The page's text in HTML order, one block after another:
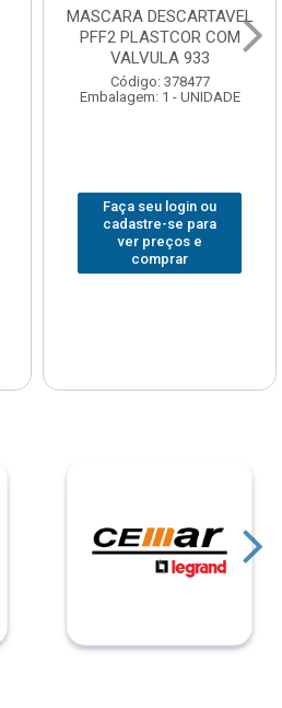
MASCARA DESCARTAVEL
PFF2 PLASTCOR COM
VALVULA 933
Código: 378477
Embalagem: 1 - UNIDADE
Faça seu login ou
cadastre-se para
ver preços e
comprar